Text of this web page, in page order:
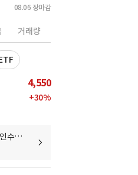
08.06 장마감
거래량
4,550
+30%
인수…